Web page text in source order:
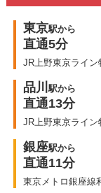
東京駅から
直通5分
JR上野東京ライン
品川駅から
直通13分
JR上野東京ライン
銀座駅から
直通11分
東京メトロ銀座線